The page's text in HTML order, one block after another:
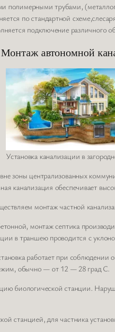
полимерными трубами,
по стандартной
подключение различного
Монтаж автономной
Установка канализации в
зоны централизованных
канализация обеспечивает
монтаж частной
монтаж септика
в траншею проводится с
работает при
обычно — от 12 — 28 град C.
биологической станции.
станцией, для частника